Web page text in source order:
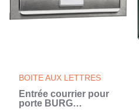
BOITE AUX LETTRES
Entrée courrier pour
porte BURG